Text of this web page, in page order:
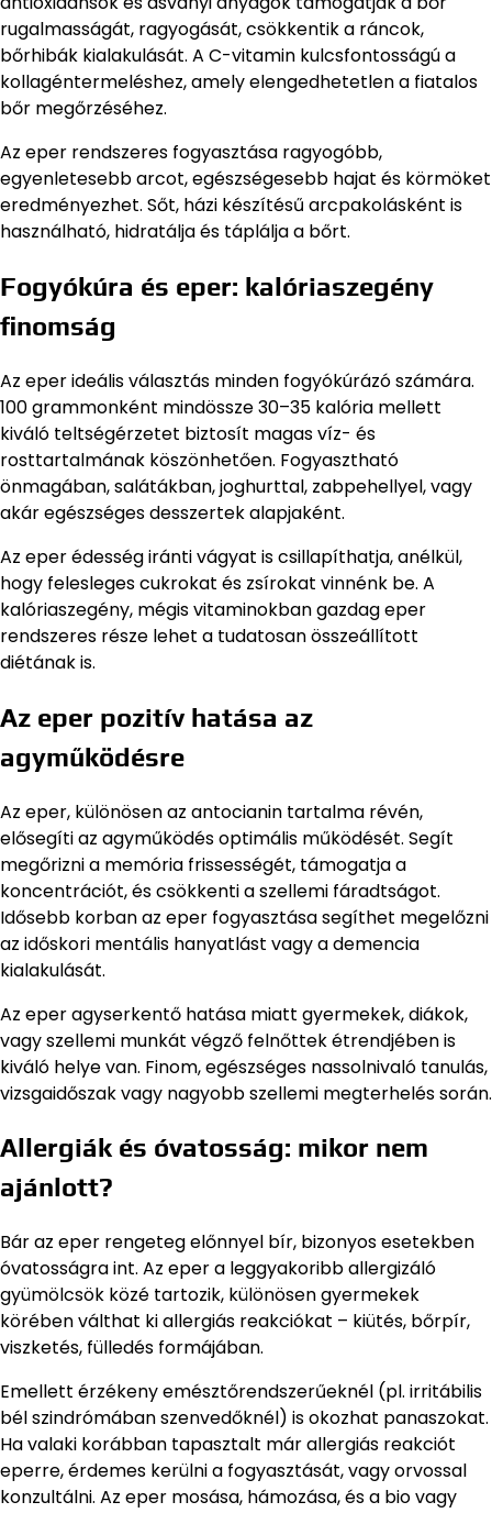
rugalmasságát, ragyogását, csökkentik a ráncok,
bőrhibák kialakulását. A C-vitamin kulcsfontosságú a
kollagéntermeléshez, amely elengedhetetlen a fiatalos
bőr megőrzéséhez.
Az eper rendszeres fogyasztása ragyogóbb,
egyenletesebb arcot, egészségesebb hajat és körmöket
eredményezhet. Sőt, házi készítésű arcpakolásként is
használható, hidratálja és táplálja a bőrt.
Fogyókúra és eper: kalóriaszegény
finomság
Az eper ideális választás minden fogyókúrázó számára.
100 grammonként mindössze 30–35 kalória mellett
kiváló teltségérzetet biztosít magas víz- és
rosttartalmának köszönhetően. Fogyasztható
önmagában, salátákban, joghurttal, zabpehellyel, vagy
akár egészséges desszertek alapjaként.
Az eper édesség iránti vágyat is csillapíthatja, anélkül,
hogy felesleges cukrokat és zsírokat vinnénk be. A
kalóriaszegény, mégis vitaminokban gazdag eper
rendszeres része lehet a tudatosan összeállított
diétának is.
Az eper pozitív hatása az
agyműködésre
Az eper, különösen az antocianin tartalma révén,
elősegíti az agyműködés optimális működését. Segít
megőrizni a memória frissességét, támogatja a
koncentrációt, és csökkenti a szellemi fáradtságot.
Idősebb korban az eper fogyasztása segíthet megelőzni
az időskori mentális hanyatlást vagy a demencia
kialakulását.
Az eper agyserkentő hatása miatt gyermekek, diákok,
vagy szellemi munkát végző felnőttek étrendjében is
kiváló helye van. Finom, egészséges nassolnivaló tanulás,
vizsgaidőszak vagy nagyobb szellemi megterhelés során.
Allergiák és óvatosság: mikor nem
ajánlott?
Bár az eper rengeteg előnnyel bír, bizonyos esetekben
óvatosságra int. Az eper a leggyakoribb allergizáló
gyümölcsök közé tartozik, különösen gyermekek
körében válthat ki allergiás reakciókat – kiütés, bőrpír,
viszketés, fülledés formájában.
Emellett érzékeny emésztőrendszerűeknél (pl. irritábilis
bél szindrómában szenvedőknél) is okozhat panaszokat.
Ha valaki korábban tapasztalt már allergiás reakciót
eperre, érdemes kerülni a fogyasztását, vagy orvossal
konzultálni. Az eper mosása, hámozása, és a bio vagy